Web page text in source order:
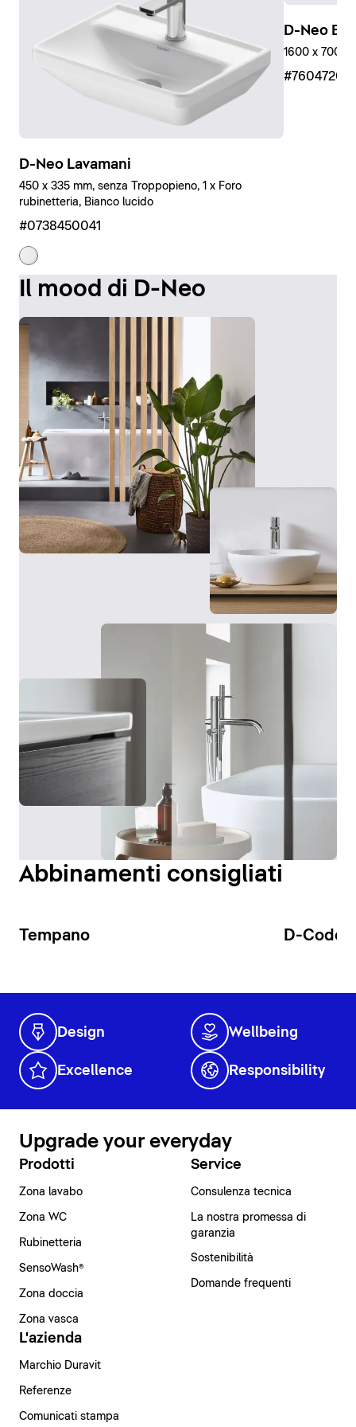
D-Neo Lavamani
450 x 335 mm, senza Troppopieno, 1 x Foro
rubinetteria, Bianco lucido
#0738450041
D-Neo
1600 x 700
Il mood di D-Neo
Abbinamenti consigliati
Tempano D-Code
Design Wellbeing
Excellence Responsibility
Upgrade your everyday
Prodotti
Zona lavabo
Zona WC
Rubinetteria
SensoWash®
Zona doccia
Zona vasca
Service
Consulenza tecnica
La nostra promessa di
garanzia
Sostenibilità
Domande frequenti
L'azienda
Marchio Duravit
Referenze
Comunicati stampa